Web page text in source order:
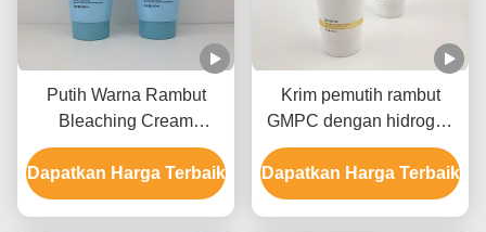
Putih Warna Rambut
Bleaching Cream
Formula ringan cepat
memudar Angkat hingga
9 Tingkat
Dapatkan Harga Terbaik
Krim pemutih rambut
GMPC dengan hidrogen
peroksida Ammonium
hidroksida dan minyak
mineral
Dapatkan Harga Terbaik